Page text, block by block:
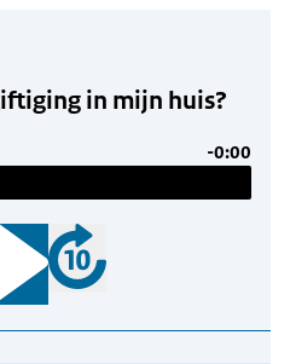
in mijn huis?
-0:00